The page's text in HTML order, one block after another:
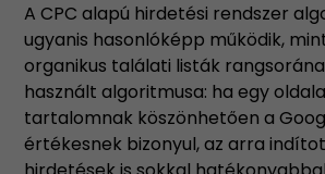
A CPC alapú hirdetési rendszer
ugyanis hasonlóképp működik,
organikus találati listák
használt algoritmusa: ha egy
tartalomnak köszönhetően a
értékesnek bizonyul, az arra